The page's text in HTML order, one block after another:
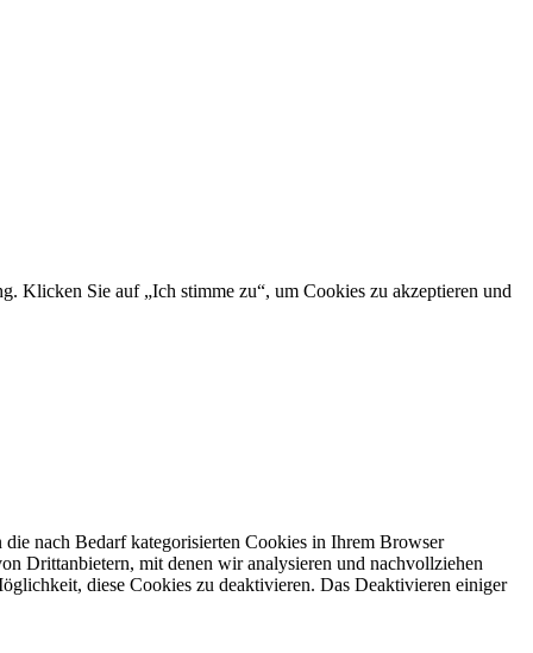
Klicken Sie auf „Ich stimme zu“, um Cookies zu akzeptieren und
nach Bedarf kategorisierten Cookies in Ihrem Browser
Drittanbietern, mit denen wir analysieren und nachvollziehen
diese Cookies zu deaktivieren. Das Deaktivieren einiger